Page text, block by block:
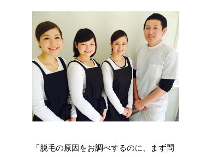
「脱毛の原因をお調べするのに、まず問